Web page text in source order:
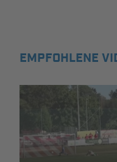
EMPFOHLENE